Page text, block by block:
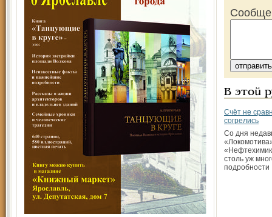
В этой
Счёт не
согрелись
Со дня
столь уж
подробности